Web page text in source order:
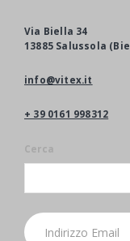
Via Biella 34
13885 Salussola
info@vitex.it
+ 39 0161 998312
Cerca